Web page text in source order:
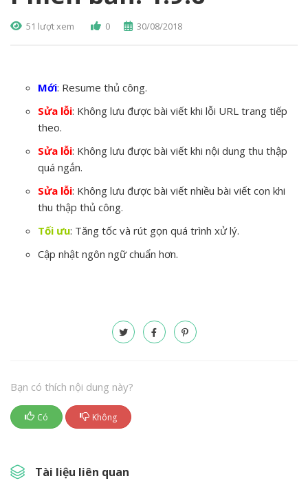
51 lượt xem 0 30/08/2018
Mới: Resume thủ công.
Sửa lỗi: Không lưu được bài viết khi lỗi URL trang tiếp
theo.
Sửa lỗi: Không lưu được bài viết khi nội dung thu thập
quá ngắn.
Sửa lỗi: Không lưu được bài viết nhiều bài viết con khi
thu thập thủ công.
Tối ưu: Tăng tốc và rút gọn quá trình xử lý.
Cập nhật ngôn ngữ chuẩn hơn.
Bạn có thích nội dung này?
Có Không
Tài liệu liên quan